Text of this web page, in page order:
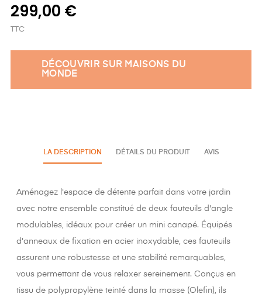
299,00 €
TTC
DÉCOUVRIR SUR MAISONS DU
MONDE
LA DESCRIPTION DÉTAILS DU PRODUIT AVIS
Aménagez l'espace de détente parfait dans votre jardin
avec notre ensemble constitué de deux fauteuils d'angle
modulables, idéaux pour créer un mini canapé. Équipés
d'anneaux de fixation en acier inoxydable, ces fauteuils
assurent une robustesse et une stabilité remarquables,
vous permettant de vous relaxer sereinement. Conçus en
tissu de polypropylène teinté dans la masse (Olefin), ils